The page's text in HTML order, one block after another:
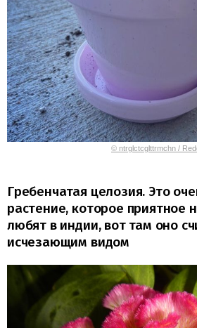
© ntrglctcglttrmchn /
Гребенчатая целозия. Это
растение, которое приятное
любят в индии, вот там оно
исчезающим видом